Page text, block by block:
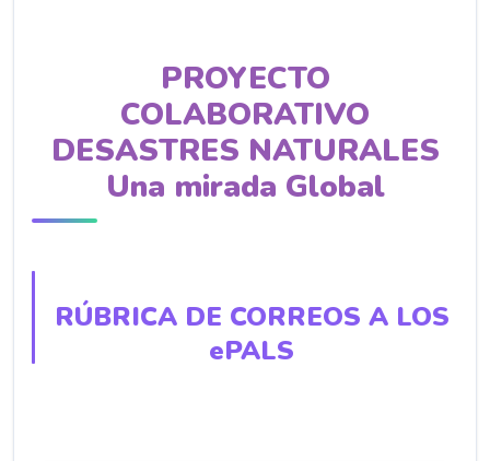
PROYECTO
COLABORATIVO
DESASTRES NATURALES
Una mirada Global
RÚBRICA DE CORREOS A LOS
ePALS